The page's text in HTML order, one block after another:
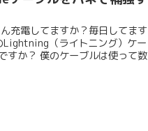
充電してますか？毎日してます
（ライトニング）ケー
すか？ 僕のケーブルは使って数